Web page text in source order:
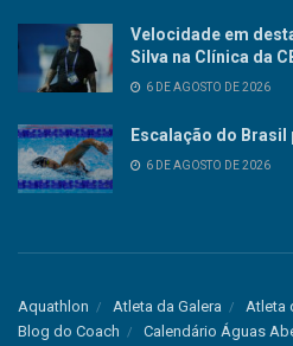
Velocidade em
Silva na Clínica da
6 DE AGOSTO DE 2026
Escalação do
6 DE AGOSTO DE 2026
Aquathlon Atleta da Galera Atleta
Blog do Coach
Calendário Águas